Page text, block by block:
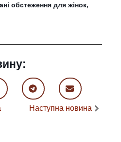
обстеження для жінок,
Наступна новина